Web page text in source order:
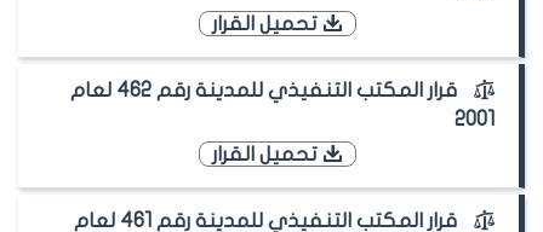
تحميل القرار
قرار المكتب التنفيذي للمدينة رقم 462 لعام
2001
تحميل القرار
قرار المكتب التنفيذي للمدينة رقم 461 لعام